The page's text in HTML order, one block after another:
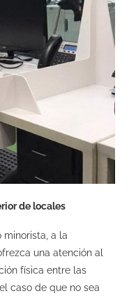
de locales
a la
una atención al
física entre las
caso de que no sea